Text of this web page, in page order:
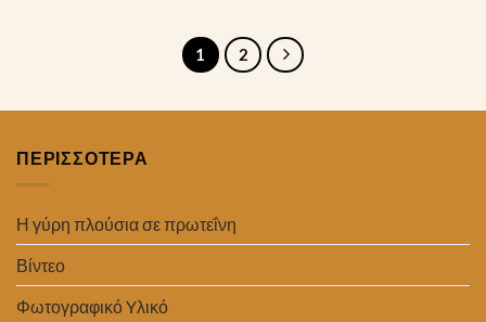
150,00 €
1 2
ΠΕΡΙΣΣΟΤΕΡΑ
Η γύρη πλούσια σε πρωτεΐνη
Βίντεο
Φωτογραφικό Yλικό